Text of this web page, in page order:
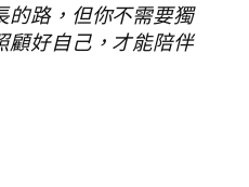
的路，但你不需要獨
顧好自己，才能陪伴